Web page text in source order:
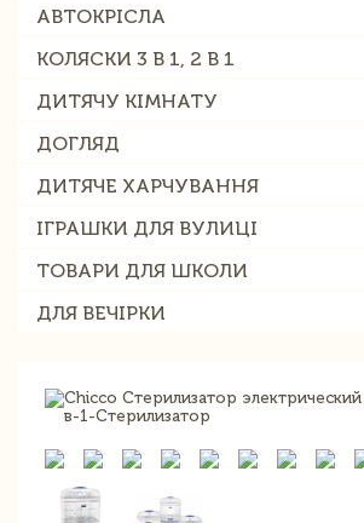
АВТОКРІСЛА
КОЛЯСКИ 3 В 1, 2 В 1
ДИТЯЧУ КІМНАТУ
ДОГЛЯД
ДИТЯЧЕ ХАРЧУВАННЯ
ІГРАШКИ ДЛЯ ВУЛИЦІ
ТОВАРИ ДЛЯ ШКОЛИ
ДЛЯ ВЕЧІРКИ